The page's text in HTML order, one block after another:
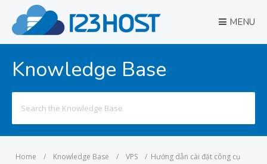
MENU
Knowledge Base
for:
Home / Knowledge Base / VPS / Hướng dẫn cài đặt công cụ